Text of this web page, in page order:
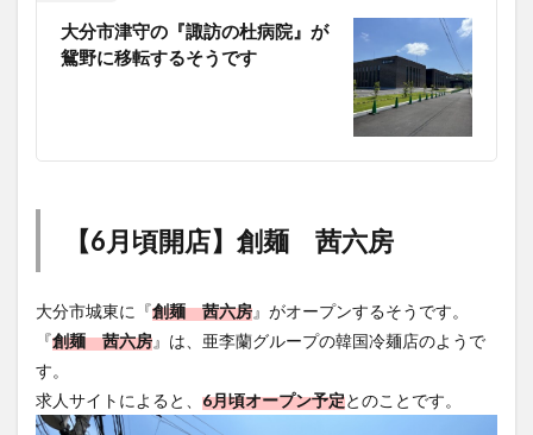
大分市津守の『諏訪の杜病院』が
鴛野に移転するそうです
【6月頃開店】創麺 茜六房
大分市城東に『創麺 茜六房』がオープンするそうです。
『創麺 茜六房』は、亜李蘭グループの韓国冷麺店のようで
す。
求人サイトによると、 6月頃オープン予定とのことです。